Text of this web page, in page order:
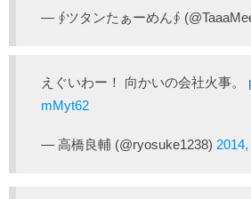
— ∮ツタンたぁーめん∮
えぐいわー！ 向かいの会社火事。
mMyt62
— 高橋良輔 (@ryosuke1238)